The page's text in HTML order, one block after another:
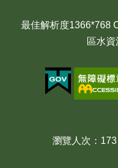
最佳解析度1366*768
區水
瀏覽人次 173